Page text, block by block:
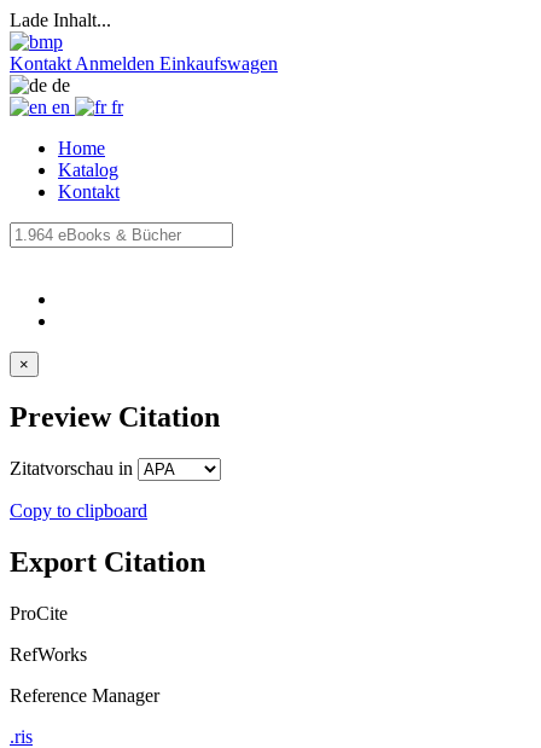
Lade Inhalt...
Kontakt Anmelden Einkaufswagen
de
en
fr
Home
Katalog
Kontakt
×
Preview Citation
Zitatvorschau in
Copy to clipboard
Export Citation
ProCite
RefWorks
Reference Manager
.ris